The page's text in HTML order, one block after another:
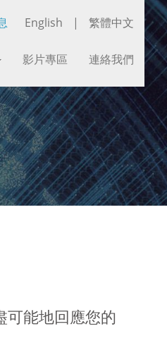
English | 繁體中文
影片專區 連絡我們
可能地回應您的